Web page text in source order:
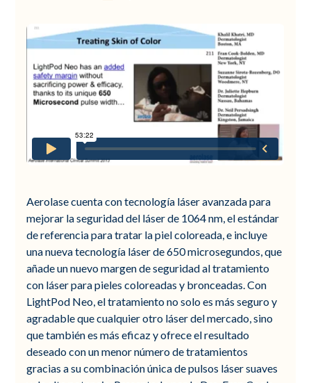
Aerolase cuenta con tecnología láser avanzada para
mejorar la seguridad del láser de 1064 nm, el estándar
de referencia para tratar la piel coloreada, e incluye
una nueva tecnología láser de 650 microsegundos, que
añade un nuevo margen de seguridad al tratamiento
con láser para pieles coloreadas y bronceadas. Con
LightPod Neo, el tratamiento no solo es más seguro y
agradable que cualquier otro láser del mercado, sino
que también es más eficaz y ofrece el resultado
deseado con un menor número de tratamientos
gracias a su combinación única de pulsos láser suaves